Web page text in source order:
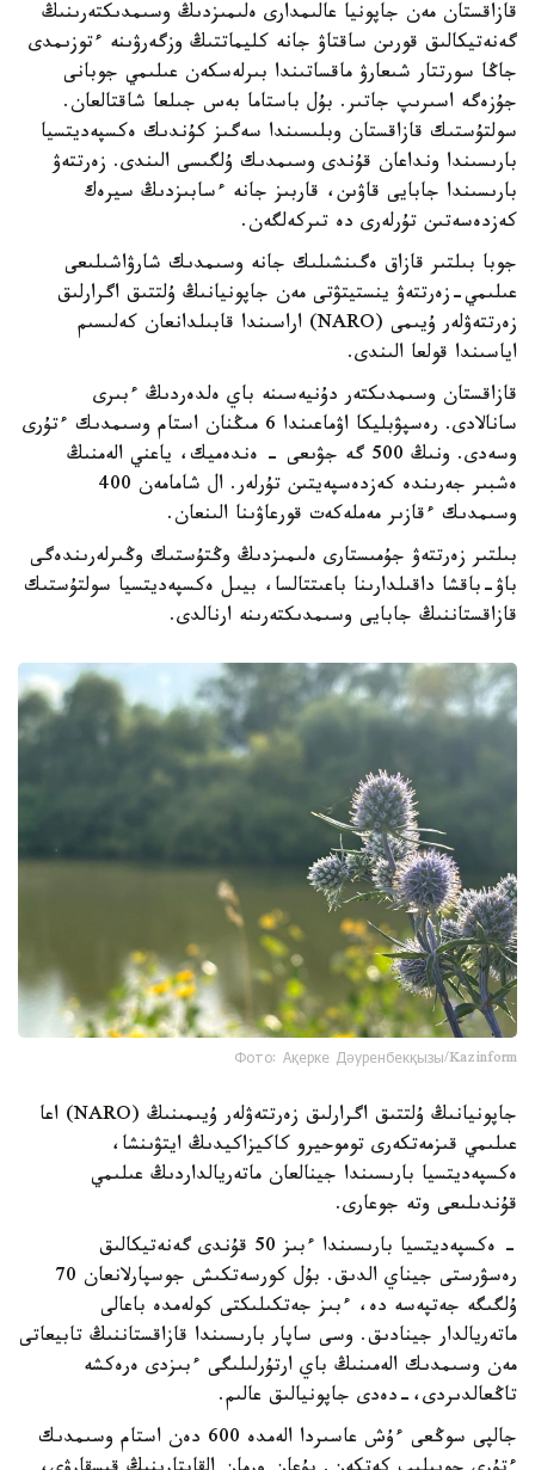
قازاقستان مەن جاپونيا عالىمدارى ەلىمىزدىڭ وسىمدىكتەرىنىڭ
گەنەتيكالىق قورىن ساقتاۋ جانە كليماتتىڭ وزگەرۋىنە ءتوزىمدى
جاڭا سورتتار شىعارۋ ماقساتىندا بىرلەسكەن عىلىمي جوبانى
جۇزەگە اسىرىپ جاتىر. بۇل باستاما بەس جىلعا شاقتالعان.
سولتۇستىك قازاقستان وبلىسىندا سەگىز كۇندىك ەكسپەديتسيا
بارىسىندا ونداعان قۇندى وسىمدىك ۇلگىسى الىندى. زەرتتەۋ
بارىسىندا جابايى قاۋىن، قاربىز جانە ءسابىزدىڭ سيرەك
كەزدەسەتىن تۇرلەرى دە تىركەلگەن.
جوبا بىلتىر قازاق ەگىنشىلىك جانە وسىمدىك شارۋاشىلىعى
عىلىمي-زەرتتەۋ ينستيتۋتى مەن جاپونيانىڭ ۇلتتىق اگرارلىق
زەرتتەۋلەر ۇيىمى (NARO) اراسىندا قابىلدانعان كەلىسىم
اياسىندا قولعا الىندى.
قازاقستان وسىمدىكتەر دۇنيەسىنە باي ەلدەردىڭ ءبىرى
سانالادى. رەسپۋبليكا اۋماعىندا 6 مىڭنان استام وسىمدىك ءتۇرى
وسەدى. ونىڭ 500 گە جۋىعى - ەندەميك، ياعني الەمنىڭ
ەشبىر جەرىندە كەزدەسپەيتىن تۇرلەر. ال شامامەن 400
وسىمدىك ءقازىر مەملەكەت قورعاۋىنا الىنعان.
بىلتىر زەرتتەۋ جۇمىستارى ەلىمىزدىڭ وڭتۇستىك وڭىرلەرىندەگى
باۋ-باقشا داقىلدارىنا باعىتتالسا، بيىل ەكسپەديتسيا سولتۇستىك
قازاقستاننىڭ جابايى وسىمدىكتەرىنە ارنالدى.
Фото: Ақерке Дәуренбекқызы/Kazinform
جاپونيانىڭ ۇلتتىق اگرارلىق زەرتتەۋلەر ۇيىمىنىڭ (NARO) اعا
عىلىمي قىزمەتكەرى توموحيرو كاكيزاكيدىڭ ايتۋىنشا،
ەكسپەديتسيا بارىسىندا جينالعان ماتەريالداردىڭ عىلىمي
قۇندىلىعى وتە جوعارى.
- ەكسپەديتسيا بارىسىندا ءبىز 50 قۇندى گەنەتيكالىق
رەسۋرستى جيناي الدىق. بۇل كورسەتكىش جوسپارلانعان 70
ۇلگىگە جەتپەسە دە، ءبىز جەتكىلىكتى كولەمدە باعالى
ماتەريالدار جينادىق. وسى ساپار بارىسىندا قازاقستاننىڭ تابيعاتى
مەن وسىمدىك الەمىنىڭ باي ارتۇرلىلىگى ءبىزدى ەرەكشە
تاڭعالدىردى،-دەدى جاپونيالىق عالىم.
جالپى سوڭعى ءۇش عاسىردا الەمدە 600 دەن استام وسىمدىك